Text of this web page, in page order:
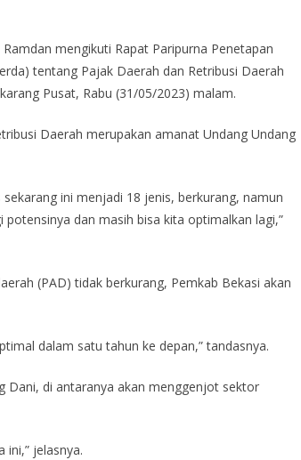
mengikuti Rapat Paripurna Penetapan
tentang Pajak Daerah dan Retribusi Daerah
Pusat, Rabu (31/05/2023) malam.
Daerah merupakan amanat Undang Undang
ini menjadi 18 jenis, berkurang, namun
dan masih bisa kita optimalkan lagi,”
(PAD) tidak berkurang, Pemkab Bekasi akan
dalam satu tahun ke depan,” tandasnya.
Dani, di antaranya akan menggenjot sektor
jelasnya.